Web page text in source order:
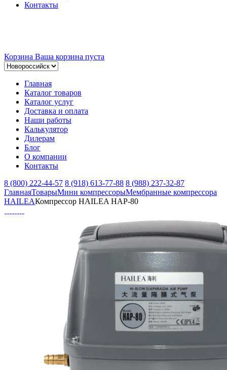
Контакты
Корзина Ваша корзина пуста
Главная
Каталог товаров
Каталог услуг
Доставка и оплата
Наши работы
Калькулятор
Дилерам
Блог
О компании
Контакты
8 (800) 222-44-57 8 (918) 613-77-88 8 (988) 237-32-87
ГлавнаяТоварыМини компрессорыМембранные компрессора
HAILEAКомпрессор HAILEA HAP-80